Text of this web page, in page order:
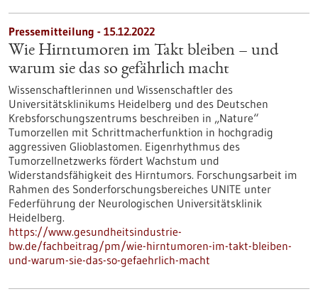
Pressemitteilung - 15.12.2022
Wie Hirntumoren im Takt bleiben – und
warum sie das so gefährlich macht
Wissenschaftlerinnen und Wissenschaftler des
Universitätsklinikums Heidelberg und des Deutschen
Krebsforschungszentrums beschreiben in „Nature“
Tumorzellen mit Schrittmacherfunktion in hochgradig
aggressiven Glioblastomen. Eigenrhythmus des
Tumorzellnetzwerks fördert Wachstum und
Widerstandsfähigkeit des Hirntumors. Forschungsarbeit im
Rahmen des Sonderforschungsbereiches UNITE unter
Federführung der Neurologischen Universitätsklinik
Heidelberg.
https://www.gesundheitsindustrie-
bw.de/fachbeitrag/pm/wie-hirntumoren-im-takt-bleiben-
und-warum-sie-das-so-gefaehrlich-macht